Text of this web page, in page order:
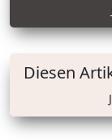
Diesen